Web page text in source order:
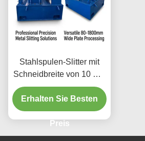
Stahlspulen-Slitter mit
Schneidbreite von 10 mm
bis 1500 mm und
Plattendicke von 0,1 mm
bis 4 mm für Präzisions-
Metallspulen-
Schneidgeräte
Erhalten Sie Besten
Preis